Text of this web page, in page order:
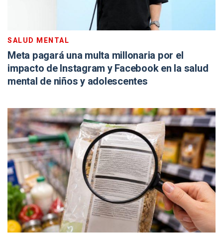
SALUD MENTAL
Meta pagará una multa millonaria por el
impacto de Instagram y Facebook en la salud
mental de niños y adolescentes